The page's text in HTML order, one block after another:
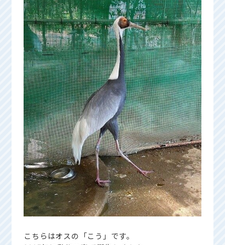
こちらはオスの「こう」です。